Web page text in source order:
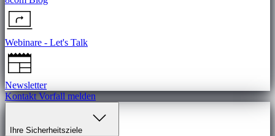
Webinare - Let's Talk
Newsletter
KontaktVorfall melden
Ihre Sicherheitsziele